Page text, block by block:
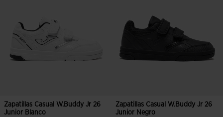
Zapatillas Casual W.Buddy Jr 26
Junior Blanco
Zapatillas Casual W.Buddy Jr 26
Junior Negro